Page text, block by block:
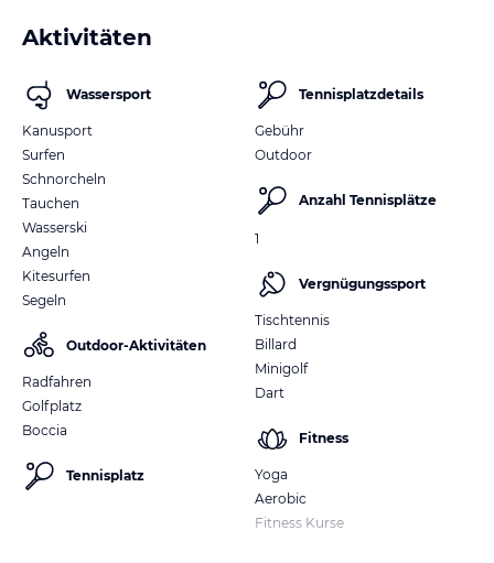
Aktivitäten
Wassersport
Kanusport
Surfen
Schnorcheln
Tauchen
Wasserski
Angeln
Kitesurfen
Segeln
Outdoor-Aktivitäten
Radfahren
Golfplatz
Boccia
Tennisplatz
Tennisplatzdetails
Gebühr
Outdoor
Anzahl Tennisplätze
1
Vergnügungssport
Tischtennis
Billard
Minigolf
Dart
Fitness
Yoga
Aerobic
Fitness Kurse